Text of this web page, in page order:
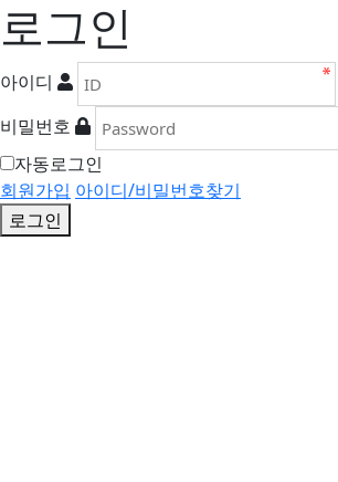
로그인
아이디
비밀번호
자동로그인
회원가입 아이디/비밀번호찾기
로그인